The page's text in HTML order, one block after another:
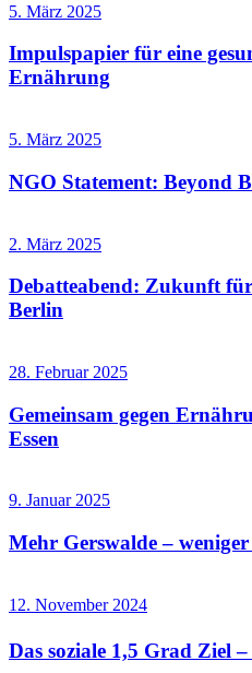
5. März 2025
Impulspapier für eine
Ernährung
5. März 2025
NGO Statement: Beyond
2. März 2025
Debatteabend: Zukunft
Berlin
28. Februar 2025
Gemeinsam gegen
Essen
9. Januar 2025
Mehr Gerswalde –
12. November 2024
Das soziale 1,5 Grad Ziel